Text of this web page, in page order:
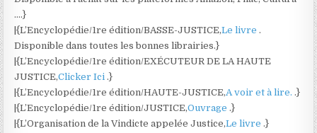
….}
|{L’Encyclopédie/1re édition/BASSE-JUSTICE,Le livre.
Disponible dans toutes les bonnes librairies.}
|{L’Encyclopédie/1re édition/EXÉCUTEUR DE LA HAUTE
JUSTICE,Clicker Ici.}
|{L’Encyclopédie/1re édition/HAUTE-JUSTICE,A voir et à lire..}
|{L’Encyclopédie/1re édition/JUSTICE,Ouvrage.}
|{L’Organisation de la Vindicte appelée Justice,Le livre.}